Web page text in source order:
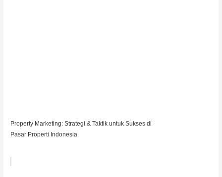
Property Marketing: Strategi & Taktik untuk Sukses di
Pasar Properti Indonesia